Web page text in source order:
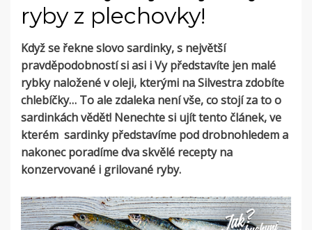
ryby z plechovky!
Když se řekne slovo sardinky, s největší
pravděpodobností si asi i Vy představíte jen malé
rybky naložené v oleji, kterými na Silvestra zdobíte
chlebíčky… To ale zdaleka není vše, co stojí za to o
sardinkách vědět! Nenechte si ujít tento článek, ve
kterém sardinky představíme pod drobnohledem a
nakonec poradíme dva skvělé recepty na
konzervované i grilované ryby.